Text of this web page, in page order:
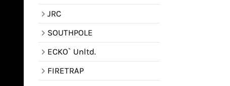
JRC
SOUTHPOLE
ECKO` Unltd.
FIRETRAP